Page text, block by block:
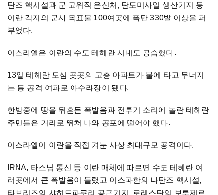
탄즈 핵시설과 군 고위직 은신처, 탄도미사일 생산기지 등
이란 각지의 군사 목표물 100여곳에 폭탄 330발 이상을 퍼
부었다.
이스라엘은 이란의 수도 테헤란 시내도 공습했다.
13일 테헤란 도심 곳곳의 고층 아파트가 불에 타고 무너지
는 등 공격 여파로 아수라장이 됐다.
한밤중에 땅을 뒤흔든 폭발음과 전투기 소리에 놀란 테헤란
주민들은 거리로 뛰쳐 나와 공포에 떨어야 했다.
이스라엘이 이란을 직접 겨눈 사상 최대규모 공격이다.
IRNA, 타스님 통신 등 이란 매체에 따르면 수도 테헤란 여
러곳에서 큰 폭발음이 들렸고 이스파한의 나탄즈 핵시설,
타브리즈의 샤히드파쿠리 공군기지, 로레스탄의 보루제르